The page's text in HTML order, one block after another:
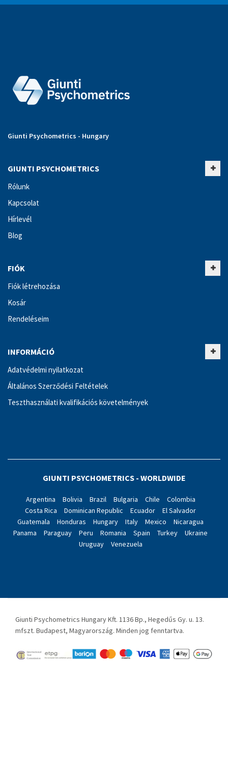
Giunti Psychometrics - Hungary
GIUNTI PSYCHOMETRICS
Rólunk
Kapcsolat
Hírlevél
Blog
FIÓK
Fiók létrehozása
Kosár
Rendeléseim
INFORMÁCIÓ
Adatvédelmi nyilatkozat
Általános Szerződési Feltételek
Teszthasználati kvalifikációs követelmények
GIUNTI PSYCHOMETRICS - WORLDWIDE
Argentina Bolivia Brazil Bulgaria Chile
Colombia
Costa Rica
Dominican Republic Ecuador
El Salvador
Guatemala
Honduras Hungary Italy Mexico
Nicaragua
Panama
Paraguay Peru Romania Spain Turkey
Ukraine
Uruguay
Venezuela
Giunti Psychometrics Hungary Kft. 1136 Bp., Hegedűs Gy. u. 13.
mfszt. Budapest, Magyarország. Minden jog fenntartva.